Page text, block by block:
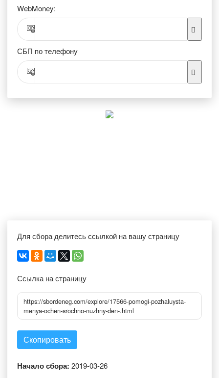
WebMoney:
СБП по телефону
Для сбора делитесь ссылкой на вашу страницу
Ссылка на страницу
https://sbordeneg.com/explore/17566-pomogi-pozhaluysta-
menya-ochen-srochno-nuzhny-den-.html
Скопировать
Начало сбора: 2019-03-26